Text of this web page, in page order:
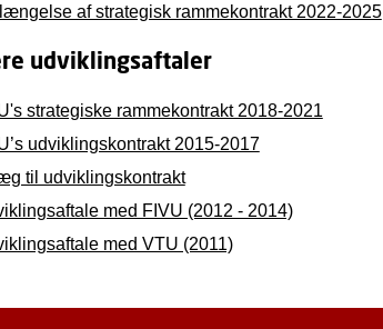
af strategisk rammekontrakt 2022-2025
udviklingsaftaler
strategiske rammekontrakt 2018-2021
udviklingskontrakt 2015-2017
til udviklingskontrakt
med FIVU (2012 - 2014)
med VTU (2011)